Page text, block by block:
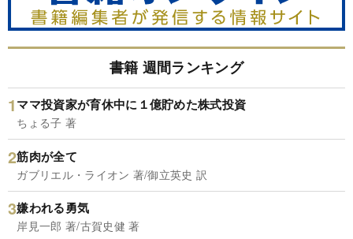
書籍 週間ランキング
ママ投資家が育休中に１億貯めた株式投資
ちょる子 著
筋肉が全て
ガブリエル・ライオン 著/御立英史 訳
嫌われる勇気
岸見一郎 著/古賀史健 著